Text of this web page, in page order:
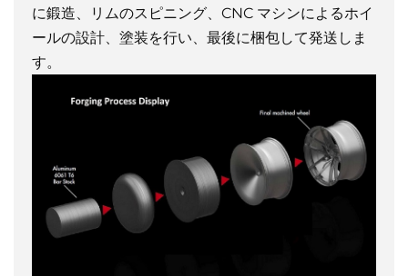
に鍛造、リムのスピニング、CNC マシンによるホイ
ールの設計、塗装を行い、最後に梱包して発送しま
す。